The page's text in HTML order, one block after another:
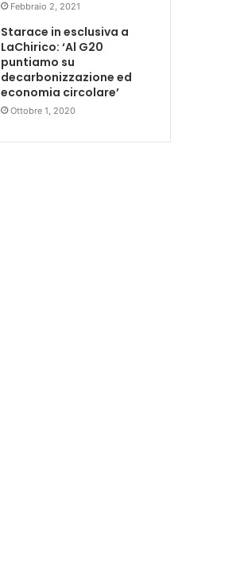
Febbraio 2, 2021
Starace in esclusiva a
LaChirico: ‘Al G20
puntiamo su
decarbonizzazione ed
economia circolare’
Ottobre 1, 2020